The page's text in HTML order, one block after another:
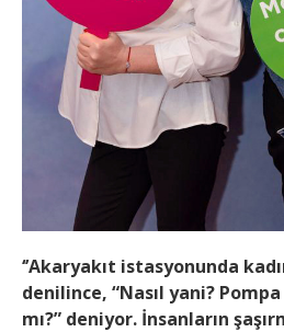
‘’Akaryakıt istasyonunda
denilince, “Nasıl yani?
mı?” deniyor. İnsanların